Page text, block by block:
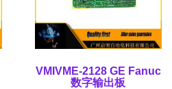
VMIVME-2128 GE Fanuc
数字输出板